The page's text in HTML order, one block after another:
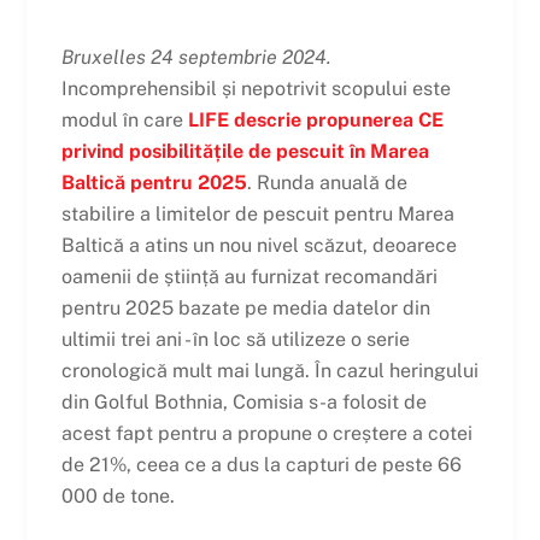
Bruxelles 24 septembrie 2024.
Incomprehensibil și nepotrivit scopului este
modul în care LIFE descrie propunerea CE
privind posibilitățile de pescuit în Marea
Baltică pentru 2025. Runda anuală de
stabilire a limitelor de pescuit pentru Marea
Baltică a atins un nou nivel scăzut, deoarece
oamenii de știință au furnizat recomandări
pentru 2025 bazate pe media datelor din
ultimii trei ani - în loc să utilizeze o serie
cronologică mult mai lungă. În cazul heringului
din Golful Bothnia, Comisia s-a folosit de
acest fapt pentru a propune o creștere a cotei
de 21%, ceea ce a dus la capturi de peste 66
000 de tone.